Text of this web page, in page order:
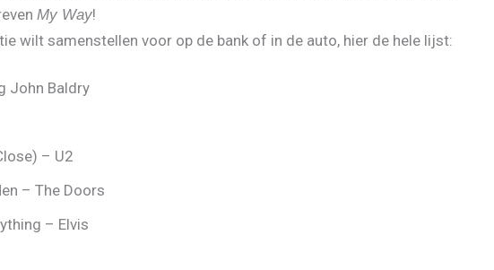
My Way!
wilt samenstellen voor op de bank of in de auto, hier de hele lijst:
John Baldry
– U2
– The Doors
– Elvis